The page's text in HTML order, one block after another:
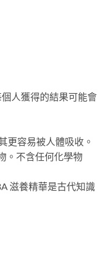
人獲得的結果可能會
更容易被人體吸收。
。不含任何化學物
滋養精華是古代知識